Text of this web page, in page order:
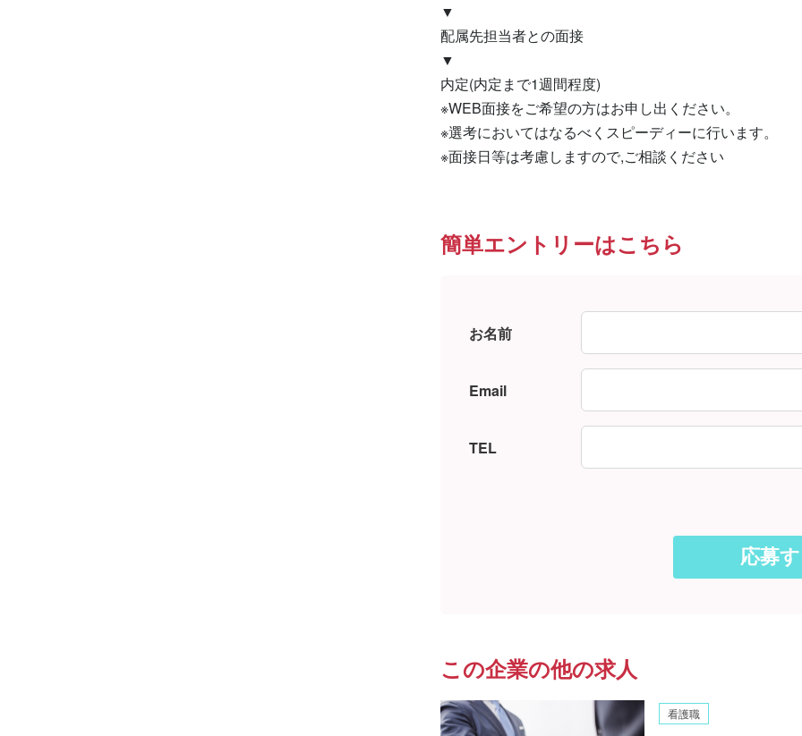
▼
配属先担当者との面接
▼
内定(内定まで1週間程度)
※WEB面接をご希望の方はお申し出ください。
※選考においてはなるべくスピーディーに行います。
※面接日等は考慮しますので,ご相談ください
簡単エントリーはこちら
お名前
Email
TEL
この企業の他の求人
看護職